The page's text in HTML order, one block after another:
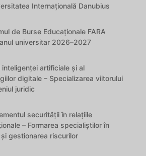
Internațională Danubius
de Burse Educaționale FARA
universitar 2026–2027
inteligenței artificiale și al
digitale – Specializarea viitorului
juridic
securității în relațiile
– Formarea specialiștilor în
gestionarea riscurilor